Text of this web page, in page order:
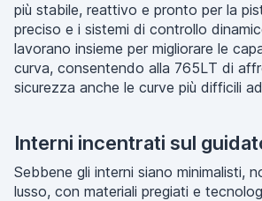
più stabile, reattivo e pronto per la
preciso e i sistemi di controllo
lavorano insieme per migliorare le
curva, consentendo alla 765LT di
sicurezza anche le curve più difficili
Interni incentrati sul
Sebbene gli interni siano minimalisti,
lusso, con materiali pregiati e